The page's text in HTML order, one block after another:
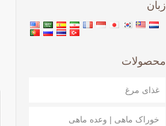
زبان
محصولات
غذای مرغ
خوراک ماهی | وعده ماهی